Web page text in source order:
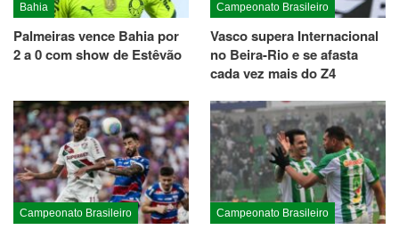
Bahia
Palmeiras vence Bahia por
2 a 0 com show de Estêvão
Campeonato Brasileiro
Vasco supera Internacional
no Beira-Rio e se afasta
cada vez mais do Z4
Campeonato Brasileiro Campeonato Brasileiro